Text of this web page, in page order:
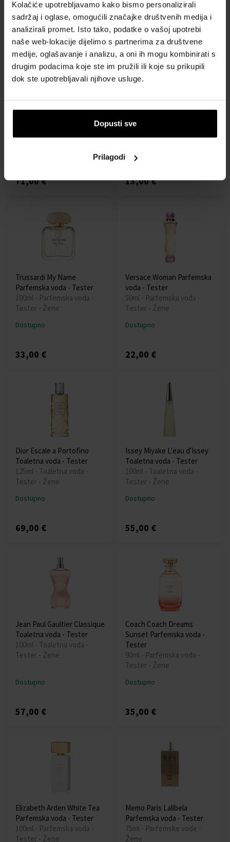
Kolačiće upotrebljavamo kako bismo personalizirali
sadržaj i oglase, omogućili značajke društvenih medija i
analizirali promet. Isto tako, podatke o vašoj upotrebi
naše web-lokacije dijelimo s partnerima za društvene
medije, oglašavanje i analizu, a oni ih mogu kombinirati s
drugim podacima koje ste im pružili ili koje su prikupili
dok ste upotrebljavali njihove usluge.
Dopusti sve
Prilagodi
Intense
71,00 €
d'Amour Pink Toaletna voda
100ml - Toaletne vode -
13,00 €
Trussardi My Name
Parfemska voda - Tester
100ml - Parfemska voda -
Tester - Žene
Dostupno
33,00 €
Versace Woman Parfemska
voda - Tester
50ml - Parfemska voda -
Tester - Žene
Dostupno
22,00 €
Dior Escale a Portofino
Toaletna voda - Tester
125ml - Toaletna voda -
Tester - Žene
Dostupno
69,00 €
Issey Miyake L'eau d'Issey
Toaletna voda - Tester
100ml - Toaletna voda -
Tester - Žene
Dostupno
55,00 €
Jean Paul Gaultier Classique
Toaletna voda - Tester
100ml - Toaletna voda -
Tester - Žene
Dostupno
57,00 €
Coach Coach Dreams
Sunset Parfemska voda -
Tester
90ml - Parfemska voda -
Tester - Žene
Dostupno
35,00 €
Elizabeth Arden White Tea
Parfemska voda - Tester
100ml - Parfemska voda -
Tester - Žene
Memo Paris Lalibela
Parfemska voda - Tester
75ml - Parfemske vode -
Žene